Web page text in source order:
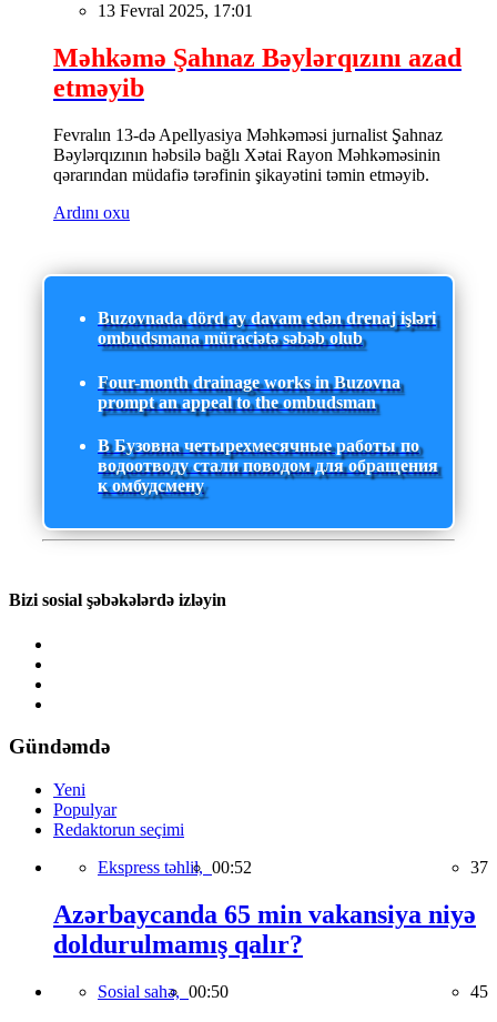
13 Fevral 2025, 17:01
Məhkəmə Şahnaz Bəylərqızını azad
etməyib
Fevralın 13-də Apellyasiya Məhkəməsi jurnalist Şahnaz
Bəylərqızının həbsilə bağlı Xətai Rayon Məhkəməsinin
qərarından müdafiə tərəfinin şikayətini təmin etməyib.
Ardını oxu
Buzovnada dörd ay davam edən drenaj işləri
ombudsmana müraciətə səbəb olub
Four-month drainage works in Buzovna
prompt an appeal to the ombudsman
В Бузовна четырехмесячные работы по
водоотводу стали поводом для обращения
к омбудсмену
Bizi sosial şəbəkələrdə izləyin
Gündəmdə
Yeni
Populyar
Redaktorun seçimi
Ekspress təhlil, 00:52 37
Azərbaycanda 65 min vakansiya niyə
doldurulmamış qalır?
Sosial sahə, 00:50 45